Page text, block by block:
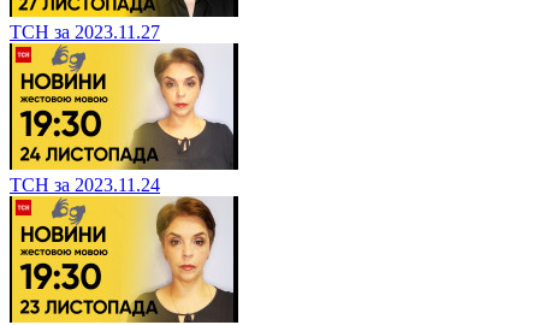
ТСН за 2023.11.27
ТСН за 2023.11.24